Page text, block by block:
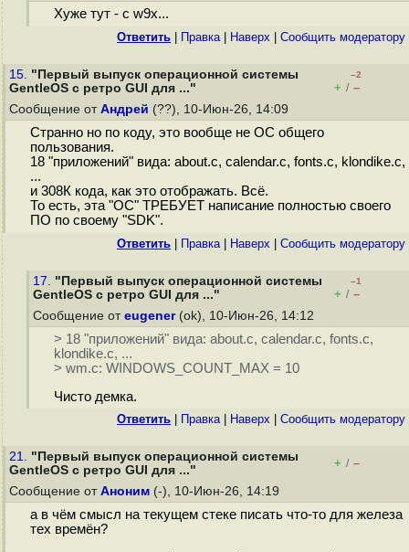
Хуже тут - с w9x...
Ответить Правка| Наверх Cообщить модератору
15. "Первый выпуск операционной системы
GentleOS с ретро GUI для ..."
–2
+ / –
Сообщение от Андрей (??), 10-Июн-26, 14:09
Странно но по коду, это вообще не ОС общего
пользования.
18 "приложений" вида: about.c, calendar.c, fonts.c, klondike.c,
...
и 308К кода, как это отображать. Всё.
То есть, эта "ОС" ТРЕБУЕТ написание полностью своего
ПО по своему "SDK".
Ответить Правка| Наверх Cообщить модератору
17. "Первый выпуск операционной системы
GentleOS с ретро GUI для ..."
–1
+ / –
Сообщение от eugener(ok), 10-Июн-26, 14:12
> 18 "приложений" вида: about.c, calendar.c, fonts.c,
klondike.c, ...
> wm.c: WINDOWS_COUNT_MAX = 10
Чисто демка.
Ответить Правка| Наверх Cообщить модератору
21. "Первый выпуск операционной системы
GentleOS с ретро GUI для ..."
+ / –
Сообщение от Аноним (-), 10-Июн-26, 14:19
а в чём смысл на текущем стеке писать что-то для железа
тех времён?